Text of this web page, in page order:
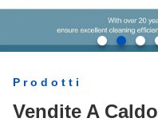
Prodotti
Vendite A Caldo